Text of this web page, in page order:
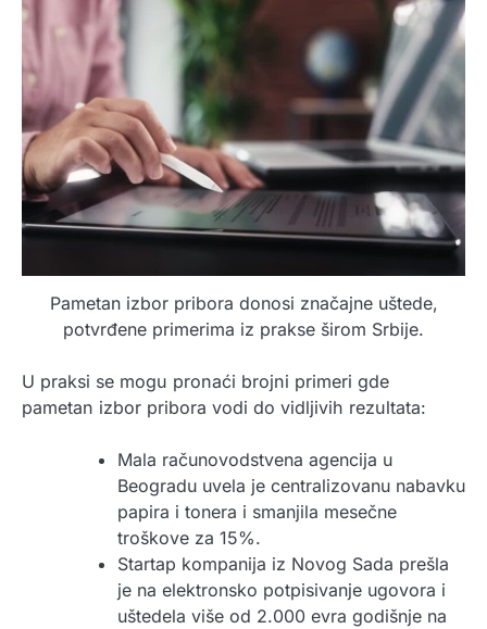
Pametan izbor pribora donosi značajne uštede,
potvrđene primerima iz prakse širom Srbije.
U praksi se mogu pronaći brojni primeri gde
pametan izbor pribora vodi do vidljivih rezultata:
Mala računovodstvena agencija u
Beogradu uvela je centralizovanu nabavku
papira i tonera i smanjila mesečne
troškove za 15%.
Startap kompanija iz Novog Sada prešla
je na elektronsko potpisivanje ugovora i
uštedela više od 2.000 evra godišnje na